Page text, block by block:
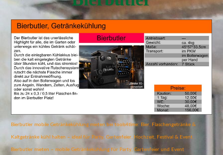
Bierbutler mobile Getränkekühlung mieten bei tools4time: Bier, Flaschengetränke &
Kaltgetränke kühl halten – ideal für Party, Gartenfeier, Hochzeit, Festival & Event.
Bierbutler mieten – mobile Getränkekühlung für Party, Gartenfeier und Event